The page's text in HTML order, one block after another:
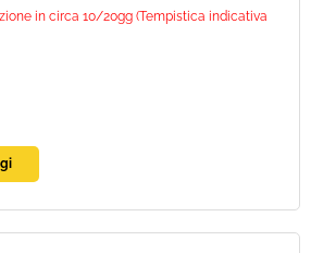
in circa 10/20gg (Tempistica indicativa